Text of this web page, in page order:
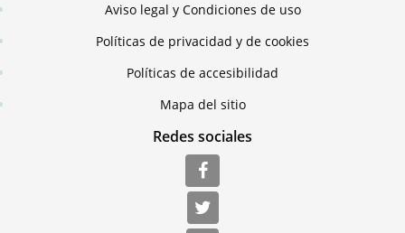
Aviso legal y Condiciones de uso
Políticas de privacidad y de cookies
Políticas de accesibilidad
Mapa del sitio
Redes sociales